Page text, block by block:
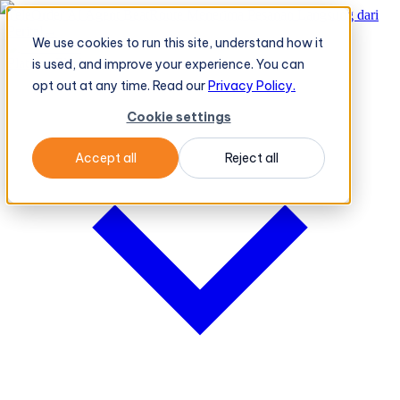
We use cookies to run this site, understand how it
is used, and improve your experience. You can
opt out at any time. Read ourPrivacy Policy.
Cookie settings
Accept all Reject all
TeleOrder AI Agent BeatRoute Menerima Pesanan Langsung dari
PlatformPlatform